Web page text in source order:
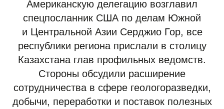
Американскую делегацию возглавил
спецпосланник США по делам Южной
и Центральной Азии Серджио Гор, все
республики региона прислали в столицу
Казахстана глав профильных ведомств.
Стороны обсудили расширение
сотрудничества в сфере геологоразведки,
добычи, переработки и поставок полезных